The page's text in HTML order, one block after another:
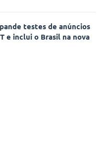
testes de anúncios
e inclui o Brasil na nova